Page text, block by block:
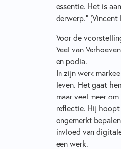
essentie. Het is
derwerp.”
Voor de
Veel van
en podia.
In zijn werk
leven. Het gaat
maar veel meer
reflectie. Hij hoopt
ongemerkt
invloed van
een werk.